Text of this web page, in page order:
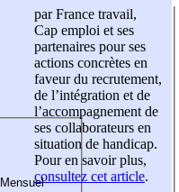
par France travail,
Cap emploi et ses
partenaires pour ses
actions concrètes en
faveur du recrutement,
de l’intégration et de
l’accompagnement de
ses collaborateurs en
situation de handicap.
Pour en savoir plus,
consultez cet article.